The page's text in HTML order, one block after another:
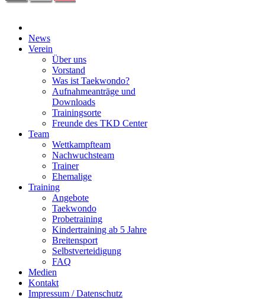
News
Verein
Über uns
Vorstand
Was ist Taekwondo?
Aufnahmeanträge und
Downloads
Trainingsorte
Freunde des TKD Center
Team
Wettkampfteam
Nachwuchsteam
Trainer
Ehemalige
Training
Angebote
Taekwondo
Probetraining
Kindertraining ab 5 Jahre
Breitensport
Selbstverteidigung
FAQ
Medien
Kontakt
Impressum / Datenschutz